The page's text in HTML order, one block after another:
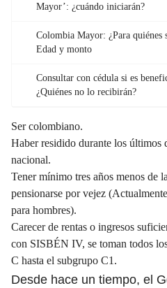
Mayor’: ¿cuándo iniciarán?
Colombia Mayor: ¿Para quiénes
Edad y monto
Consultar con cédula si es
¿Quiénes no lo recibirán?
Ser colombiano.
Haber residido durante los últimos
nacional.
Tener mínimo tres años menos de
pensionarse por vejez
para hombres).
Carecer de rentas o ingresos
con SISBÉN IV, se toman todos
C hasta el subgrupo C1.
Desde hace un tiempo, el